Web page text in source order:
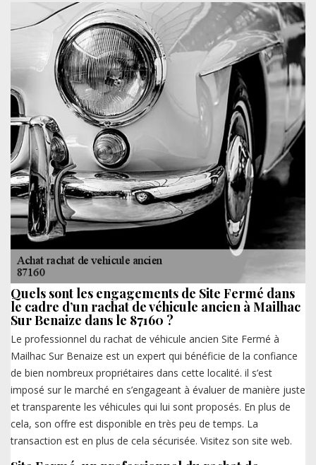
Quels sont les engagements de Site Fermé dans
le cadre d’un rachat de véhicule ancien à Mailhac
Sur Benaize dans le 87160 ?
Le professionnel du rachat de véhicule ancien Site Fermé à
Mailhac Sur Benaize est un expert qui bénéficie de la confiance
de bien nombreux propriétaires dans cette localité. il s’est
imposé sur le marché en s’engageant à évaluer de manière juste
et transparente les véhicules qui lui sont proposés. En plus de
cela, son offre est disponible en très peu de temps. La
transaction est en plus de cela sécurisée. Visitez son site web.